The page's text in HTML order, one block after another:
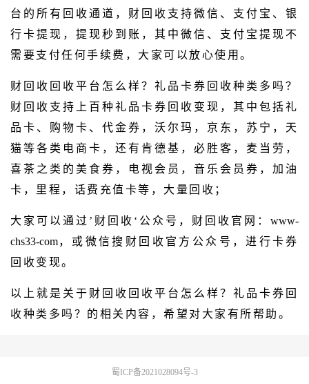
台的所有回收通道，财回收支持微信、支付宝、银
行卡提现，提现秒到账，其中微信、支付宝提现不
需要支付任何手续费，大家可以放心使用。
财回收回收平台怎么样？礼品卡券回收种类多吗？
财回收支持上百种礼品卡券回收变现，其中包括礼
品卡、购物卡、代金券，沃尔玛，京东，苏宁，天
猫等各类电商卡，还有肯德基，必胜客，麦当劳，
喜茶之类的美食券，电视会员，音乐会员券，加油
卡，里程，话费充值卡等，大量回收；
大家可以通过’财回收‘公众号，财回收官网： www-
chs33-com，或微信搜财回收官方公众号，进行卡券
回收变现。
以上就是关于财回收回收平台怎么样？礼品卡券回
收种类多吗？的相关内容，希望对大家有所帮助。
蜀ICP备2021028094号-3